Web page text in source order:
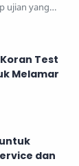
ujian yang
Test
Melamar
dan